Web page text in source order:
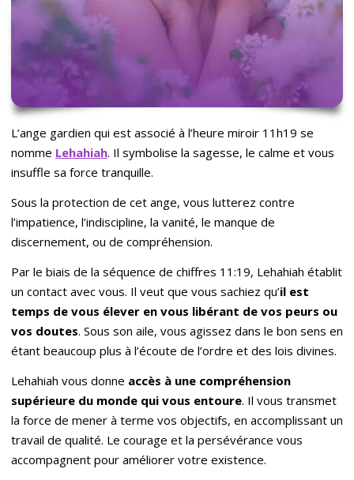
L’ange gardien qui est associé à l’heure miroir 11h19 se
nomme Lehahiah. Il symbolise la sagesse, le calme et vous
insuffle sa force tranquille.
Sous la protection de cet ange, vous lutterez contre
l’impatience, l’indiscipline, la vanité, le manque de
discernement, ou de compréhension.
Par le biais de la séquence de chiffres 11:19, Lehahiah établit
un contact avec vous. Il veut que vous sachiez qu’il est
temps de vous élever en vous libérant de vos peurs ou
vos doutes. Sous son aile, vous agissez dans le bon sens en
étant beaucoup plus à l’écoute de l’ordre et des lois divines.
Lehahiah vous donne accès à une compréhension
supérieure du monde qui vous entoure. Il vous transmet
la force de mener à terme vos objectifs, en accomplissant un
travail de qualité. Le courage et la persévérance vous
accompagnent pour améliorer votre existence.